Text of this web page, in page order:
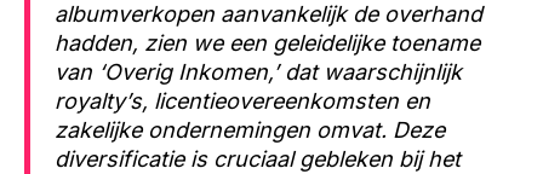
albumverkopen aanvankelijk de overhand
hadden, zien we een geleidelijke toename
van ‘Overig Inkomen,’ dat waarschijnlijk
royalty’s, licentieovereenkomsten en
zakelijke ondernemingen omvat. Deze
diversificatie is cruciaal gebleken bij het